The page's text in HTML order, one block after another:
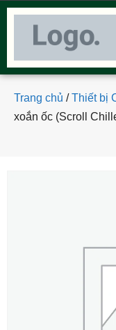
Trang chủ /Thiết bị
xoắn ốc (Scroll